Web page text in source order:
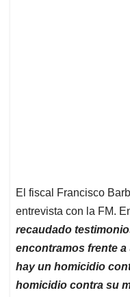
El fiscal Francisco
entrevista con la FM.
recaudado
encontramos frente
hay un homicidio
homicidio contra su